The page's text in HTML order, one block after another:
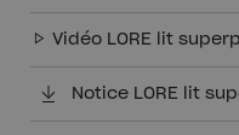
Vidéo LORE lit
Notice LORE lit